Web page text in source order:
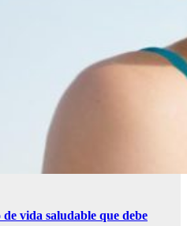
vida saludable que debe